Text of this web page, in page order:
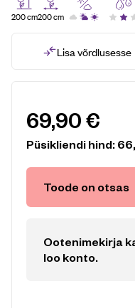
200 cm200 cm
Lisa võrdlusesse
69,90€
Püsikliendi hind:
Toode on otsas
Ootenimekirja
loo konto.